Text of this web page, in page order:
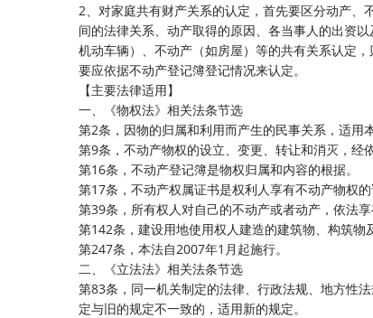
2、对家庭共有财产关系的认定，首先要区分动产
间的法律关系、动产取得的原因、各当事人的出资
机动车辆）、不动产（如房屋）等的共有关系认定
要应依据不动产登记簿登记情况来认定。
【主要法律适用】
一、《物权法》相关法条节选
第2条，因物的归属和利用而产生的民事关系，适用
第9条，不动产物权的设立、变更、转让和消灭，经
第16条，不动产登记簿是物权归属和内容的根据。
第17条，不动产权属证书是权利人享有不动产物权的
第39条，所有权人对自己的不动产或者动产，依法
第142条，建设用地使用权人建造的建筑物、构筑物
第247条，本法自2007年1月起施行。
二、《立法法》相关法条节选
第83条，同一机关制定的法律、行政法规、地方性
定与旧的规定不一致的，适用新的规定。